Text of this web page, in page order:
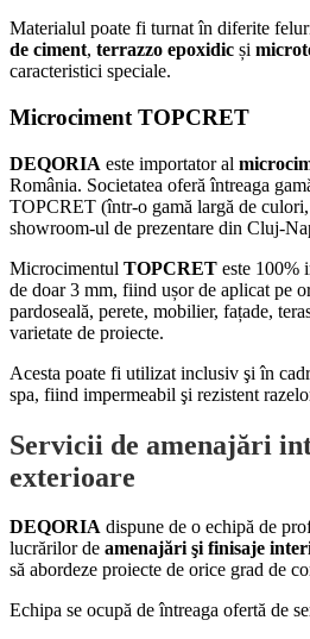
Materialul poate fi turnat în diferite
de ciment, terrazzo epoxidic și
caracteristici speciale.
Microciment TOPCRET
DEQORIA este importator al
România. Societatea oferă întreaga
TOPCRET (într-o gamă largă de
showroom-ul de prezentare din Cluj-
Microcimentul TOPCRET este 100%
de doar 3 mm, fiind ușor de aplicat pe
pardoseală, perete, mobilier, fațade,
varietate de proiecte.
Acesta poate fi utilizat inclusiv şi în
spa, fiind impermeabil şi rezistent
Servicii de amenajări
exterioare
DEQORIA dispune de o echipă de
lucrărilor de amenajări şi finisaje
să abordeze proiecte de orice grad de
Echipa se ocupă de întreaga ofertă de